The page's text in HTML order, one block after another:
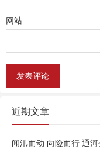
网站
近期文章
闻汛而动 向险而行 通